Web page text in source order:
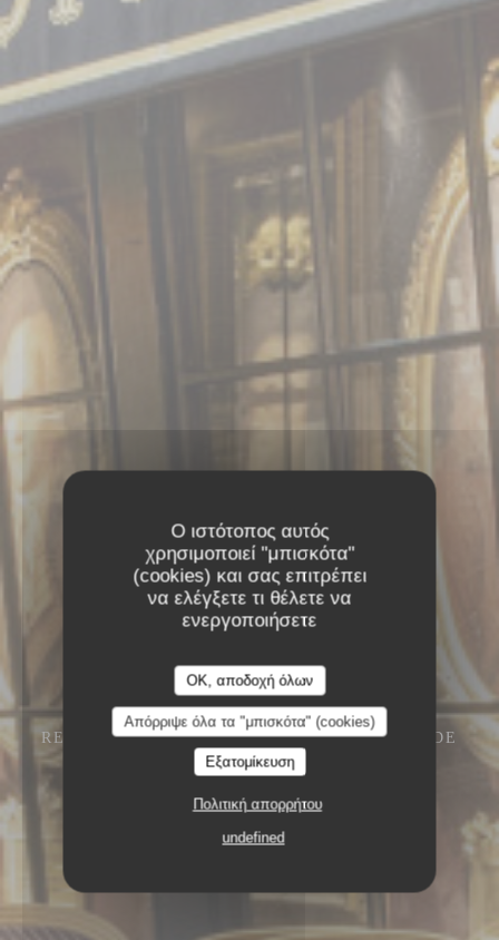
Ο ιστότοπος αυτός
χρησιμοποιεί "μπισκότα"
(cookies) και σας επιτρέπει
να ελέγξετε τι θέλετε να
ενεργοποιήσετε
OK, αποδοχή όλων
Απόρριψε όλα τα "μπισκότα" (cookies)
Εξατομίκευση
Πολιτική απορρήτου
undefined
RESTAURANT – CAFÉ – GLACIER
13 RUE DE
L'ANCIENNE COMÉDIE 75006 PARIS